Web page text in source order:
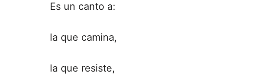
Es un canto a:
la que camina,
la que resiste,